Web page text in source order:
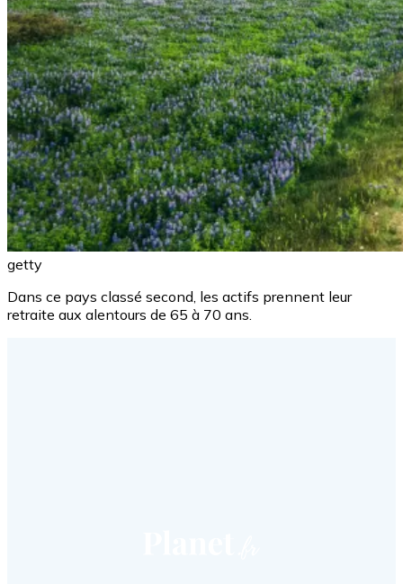
getty
Dans ce pays classé second, les actifs prennent leur
retraite aux alentours de 65 à 70 ans.